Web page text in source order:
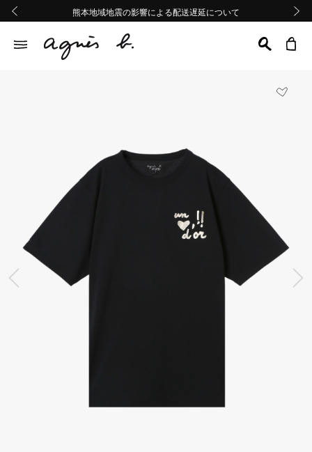
熊本地域地震の影響による配送遅延について
Summer Sale 2buy10%OFF!!
熊本地域地震の影響による配送遅延について
Summer Sale 2buy10%OFF!!
前の画像